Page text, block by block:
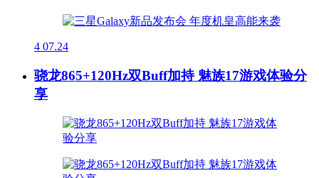
4 07.24
骁龙865+120Hz双Buff加持 魅族17游戏体验分
享